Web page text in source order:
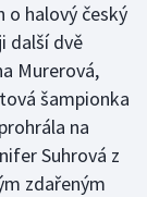
o halový český
další dvě
Murerová,
šampionka
na
Suhrová z
zdařeným